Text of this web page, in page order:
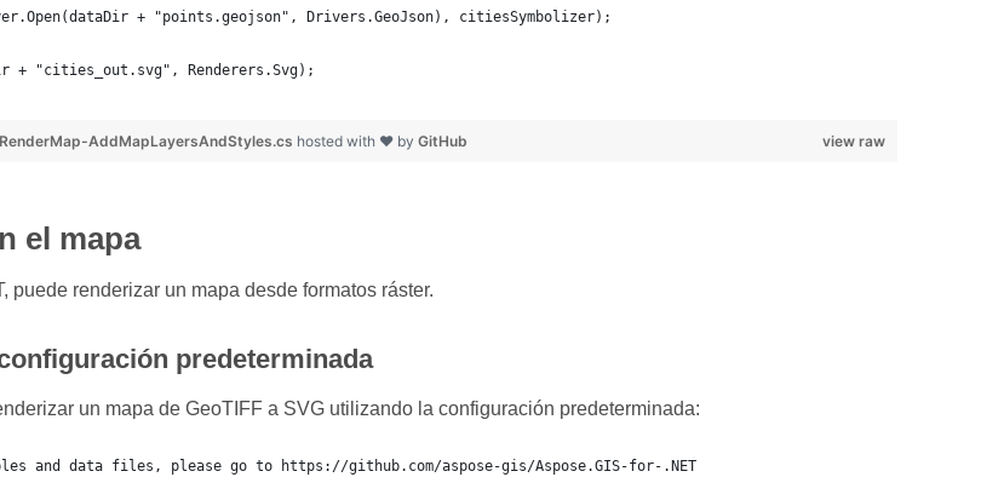
+ "points.geojson", Drivers.GeoJson), citiesSymbolizer);
+ "cities_out.svg", Renderers.Svg);
view raw
AddMapLayersAndStyles.cs hosted with ❤ by GitHub
el mapa
puede renderizar un mapa desde formatos ráster.
predeterminada
un mapa de GeoTIFF a SVG utilizando la configuración predeterminada:
and data files, please go to https://github.com/aspose-gis/Aspose.GIS-for-.NET